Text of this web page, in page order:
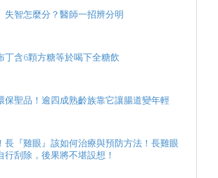
失智怎麼分？醫師一招辨分明
丁含6顆方糖等於喝下全糖飲
保聖品！逾四成熟齡族靠它讓腸道變年輕
長『雞眼』該如何治療與預防方法！長雞眼
行刮除，後果將不堪設想！